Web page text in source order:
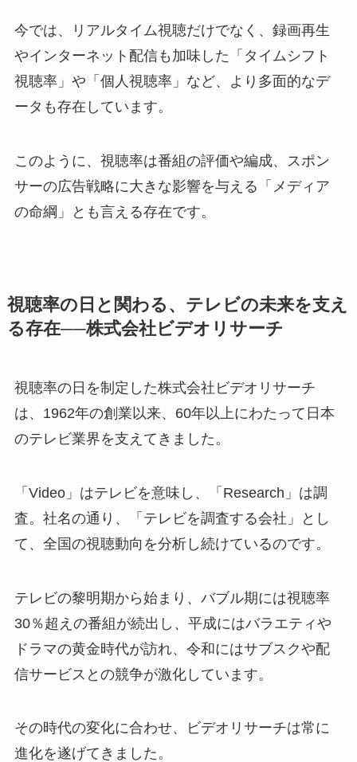
今では、リアルタイム視聴だけでなく、録画再生
やインターネット配信も加味した「タイムシフト
視聴率」や「個人視聴率」など、より多面的なデ
ータも存在しています。
このように、視聴率は番組の評価や編成、スポン
サーの広告戦略に大きな影響を与える「メディア
の命綱」とも言える存在です。
視聴率の日と関わる、テレビの未来を支え
る存在──株式会社ビデオリサーチ
視聴率の日を制定した株式会社ビデオリサーチ
は、1962年の創業以来、60年以上にわたって日本
のテレビ業界を支えてきました。
「Video」はテレビを意味し、「Research」は調
査。社名の通り、「テレビを調査する会社」とし
て、全国の視聴動向を分析し続けているのです。
テレビの黎明期から始まり、バブル期には視聴率
30％超えの番組が続出し、平成にはバラエティや
ドラマの黄金時代が訪れ、令和にはサブスクや配
信サービスとの競争が激化しています。
その時代の変化に合わせ、ビデオリサーチは常に
進化を遂げてきました。